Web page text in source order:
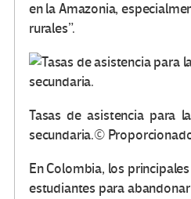
en la Amazonia,
rurales”.
Tasas de asistencia para
secundaria.©
En Colombia, los
estudiantes para